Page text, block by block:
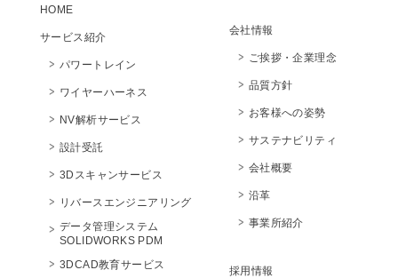
HOME
サービス紹介
パワートレイン
ワイヤーハーネス
NV解析サービス
設計受託
3Dスキャンサービス
リバースエンジニアリング
データ管理システム
SOLIDWORKS PDM
3DCAD教育サービス
会社情報
ご挨拶・企業理念
品質方針
お客様への姿勢
サステナビリティ
会社概要
沿革
事業所紹介
採用情報